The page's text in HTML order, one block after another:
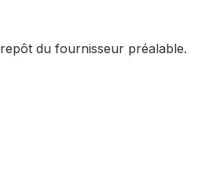
du fournisseur préalable.